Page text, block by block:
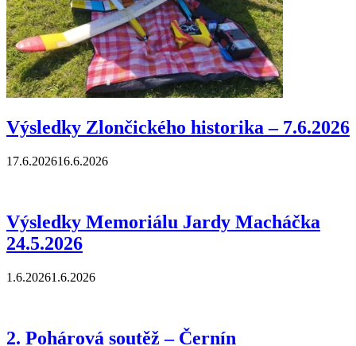
Výsledky Zlončického historika – 7.6.2026
17.6.202616.6.2026
Výsledky Memoriálu Jardy Macháčka
24.5.2026
1.6.20261.6.2026
2. Pohárová soutěž – Černín